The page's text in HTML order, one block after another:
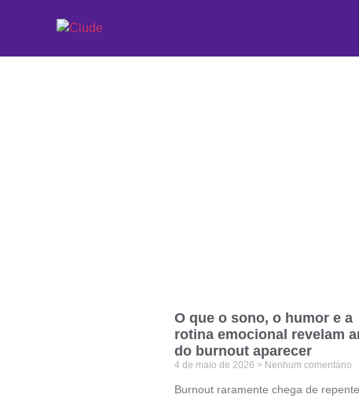
Etiqueta: trabalho
O que o sono, o humor e a
rotina emocional revelam
do burnout aparecer
4 de maio de 2026 Nenhum comentário
Burnout raramente chega de